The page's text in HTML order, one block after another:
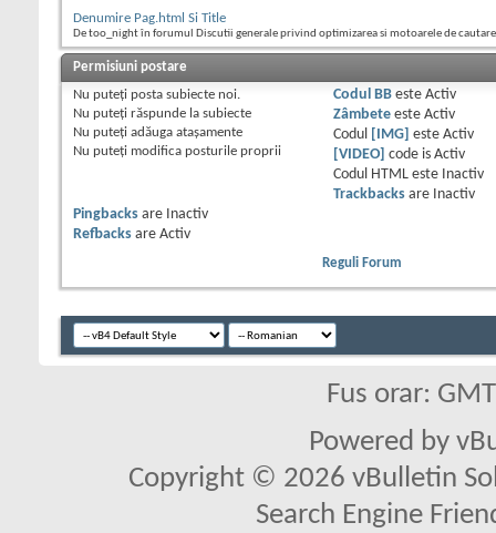
Denumire Pag.html Si Title
De too_night în forumul Discutii generale privind optimizarea si motoarele de cautare
Permisiuni postare
Nu puteţi posta subiecte noi.
Nu puteţi răspunde la subiecte
Nu puteţi adăuga ataşamente
Nu puteţi modifica posturile proprii
Codul BBeste Activ
Zâmbeteeste Activ
Codul
[IMG] este Activ
[VIDEO]
code is Activ
Codul HTML este
Inactiv
Trackbacksare
Inactiv
Pingbacks are
Inactiv
Refbacks are Activ
Reguli Forum
Fus orar:
Powered by
Copyright © 2026 vBulletin
Search Engine